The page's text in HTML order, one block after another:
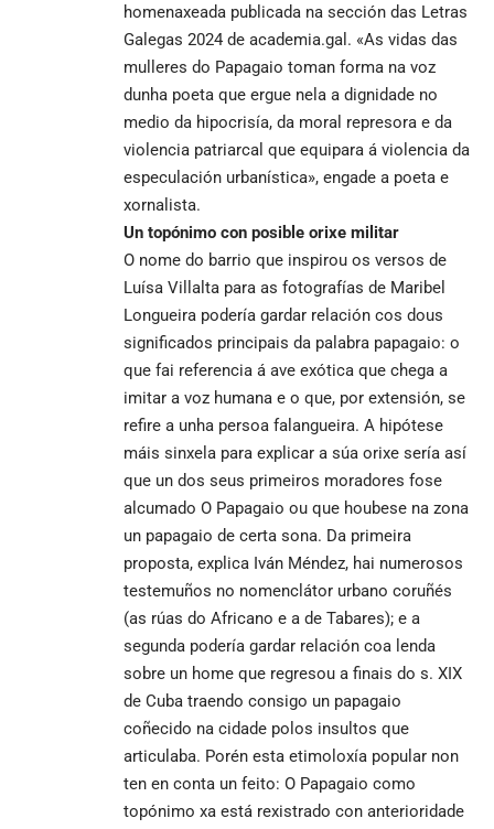
homenaxeada publicada na sección das Letras
Galegas 2024 de academia.gal. «As vidas das
mulleres do Papagaio toman forma na voz
dunha poeta que ergue nela a dignidade no
medio da hipocrisía, da moral represora e da
violencia patriarcal que equipara á violencia da
especulación urbanística», engade a poeta e
xornalista.
Un topónimo con posible orixe militar
O nome do barrio que inspirou os versos de
Luísa Villalta para as fotografías de Maribel
Longueira podería gardar relación cos dous
significados principais da palabra papagaio: o
que fai referencia á ave exótica que chega a
imitar a voz humana e o que, por extensión, se
refire a unha persoa falangueira. A hipótese
máis sinxela para explicar a súa orixe sería así
que un dos seus primeiros moradores fose
alcumado O Papagaio ou que houbese na zona
un papagaio de certa sona. Da primeira
proposta, explica Iván Méndez, hai numerosos
testemuños no nomenclátor urbano coruñés
(as rúas do Africano e a de Tabares); e a
segunda podería gardar relación coa lenda
sobre un home que regresou a finais do s. XIX
de Cuba traendo consigo un papagaio
coñecido na cidade polos insultos que
articulaba. Porén esta etimoloxía popular non
ten en conta un feito: O Papagaio como
topónimo xa está rexistrado con anterioridade